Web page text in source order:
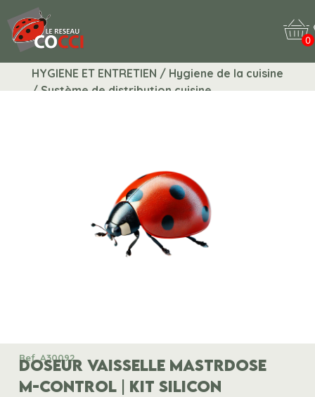
0
HYGIENE ET ENTRETIEN / Hygiene de la cuisine
/ Système de distribution cuisine
Ref. A30092
DOSEUR VAISSELLE MASTRDOSE
M-CONTROL | KIT SILICON